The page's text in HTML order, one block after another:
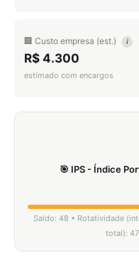
🏢 Custo empresa (est.) i
R$ 4.300
estimado com encargos
🎯 IPS - Índice
Saldo: 48 • Rotatividade
total):